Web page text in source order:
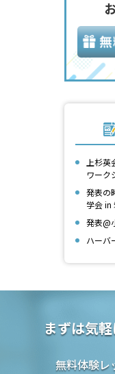
上杉
ワーク
発表の
学会 in
発表@
ハーバ
まずは気
無料体験レ